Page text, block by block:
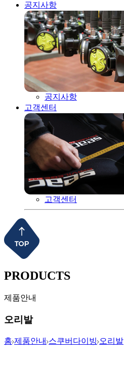
공지사항
공지사항
고객센터
고객센터
PRODUCTS
제품안내
오리발
홈 제품안내 스쿠버다이빙 오리발